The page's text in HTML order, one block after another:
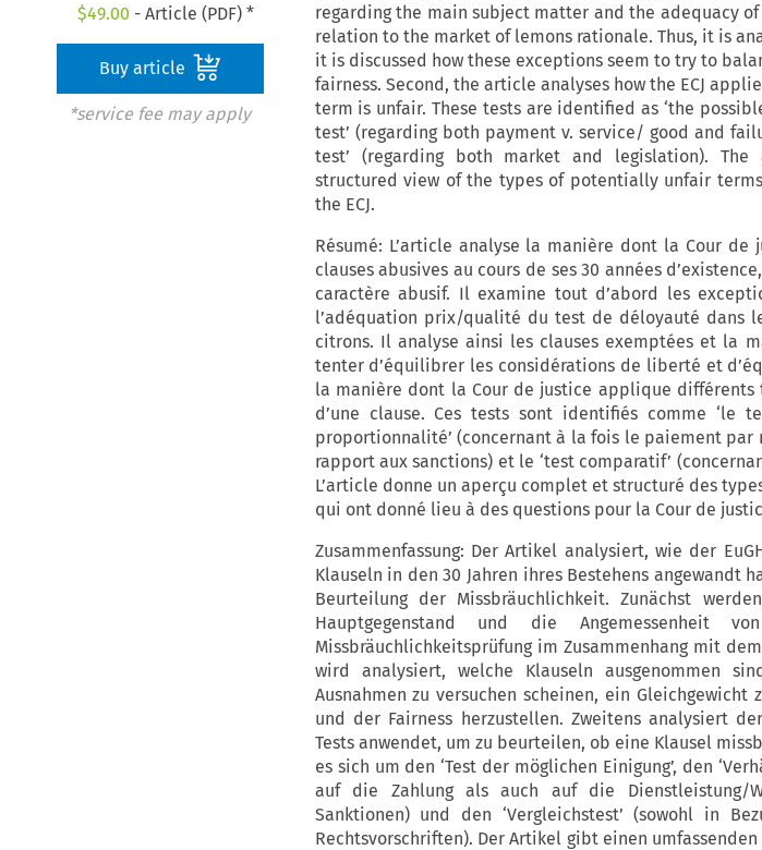
$49.00 - Article (PDF) *
Buy article
*service fee may apply
regarding the main subject matter and the adequacy
relation to the market of lemons rationale. Thus, it is
it is discussed how these exceptions seem to try to
fairness. Second, the article analyses how the ECJ
term is unfair. These tests are identified as ‘the
test’ (regarding both payment v. service/ good and
test’ (regarding both market and legislation).
structured view of the types of potentially unfair
the ECJ.
Résumé: L’article analyse la manière dont la Cour
clauses abusives au cours de ses 30 années
caractère abusif. Il examine tout d’abord les
l’adéquation prix/qualité du test de déloyauté dans
citrons. Il analyse ainsi les clauses exemptées et la
tenter d’équilibrer les considérations de liberté et
la manière dont la Cour de justice applique
d’une clause. Ces tests sont identifiés comme ‘le
proportionnalité’ (concernant à la fois le paiement
rapport aux sanctions) et le ‘test comparatif’
L’article donne un aperçu complet et structuré des
qui ont donné lieu à des questions pour la Cour de
Zusammenfassung: Der Artikel analysiert, wie der
Klauseln in den 30 Jahren ihres Bestehens angewandt
Beurteilung der Missbräuchlichkeit. Zunächst
Hauptgegenstand und die
Missbräuchlichkeitsprüfung im Zusammenhang mit
wird analysiert, welche Klauseln ausgenommen
Ausnahmen zu versuchen scheinen, ein Gleichgewicht
und der Fairness herzustellen. Zweitens analysiert
Tests anwendet, um zu beurteilen, ob eine Klausel
es sich um den ‘Test der möglichen Einigung’, den
auf die Zahlung als auch auf die Dienstleistung/
Sanktionen) und den ‘Vergleichstest’ (sowohl in
Rechtsvorschriften). Der Artikel gibt einen